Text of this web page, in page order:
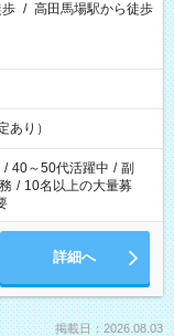
/ 高田馬場駅から徒歩
り）
/ 40～50代活躍中 / 副
/ 10名以上の大量募
詳細へ
掲載日：2026.08.03